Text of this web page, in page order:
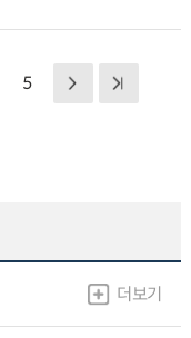
5
더보기